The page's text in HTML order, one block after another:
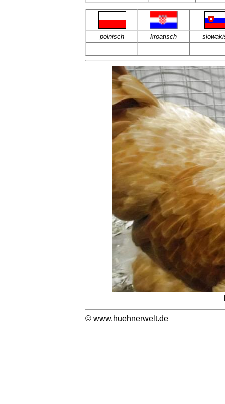
polnisch kroatisch
© www.huehnerwelt.de